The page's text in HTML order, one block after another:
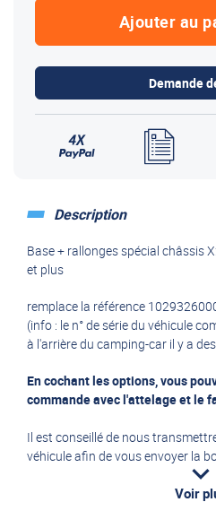
Ajouter au
Demande
Description
Base + rallonges spécial châssis
et plus
remplace la référence
(info : le n° de série du véhicule
à l'arrière du camping-car il y a
En cochant les options, vous
commande avec l'attelage et le
Il est conseillé de nous
véhicule afin de vous envoyer la
Les rallonges sont livrés dans leur
Voir